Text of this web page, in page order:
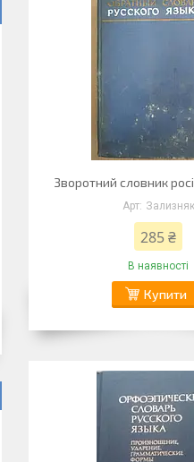
Зворотний словник
Зализняк
285 ₴
В наявності
Купити